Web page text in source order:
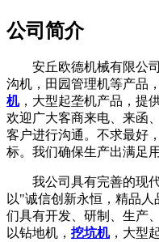
公司简介
安丘欧德机械有限公司
沟机，田园管理机等产品
机，大型起垄机产品，提
欢迎广大客商来电、来函
客户进行沟通。不求最好
标。我们确保生产出满足
我公司具有完善的现代
以"诚信创新永恒，精品
们具有开发、研制、生产
以钻地机， 挖坑机，大型